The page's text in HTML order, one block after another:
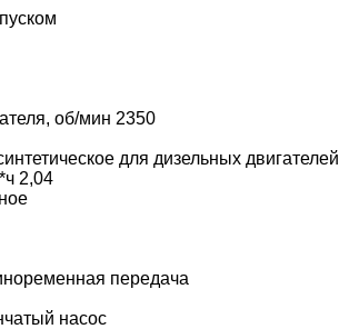
об/мин 2350
для дизельных двигателей
2,04
передача
насос